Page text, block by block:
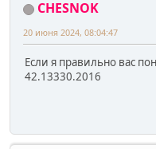
CHESNOK
20 июня 2024, 08:04:47
Если я правильно вас
42.13330.2016